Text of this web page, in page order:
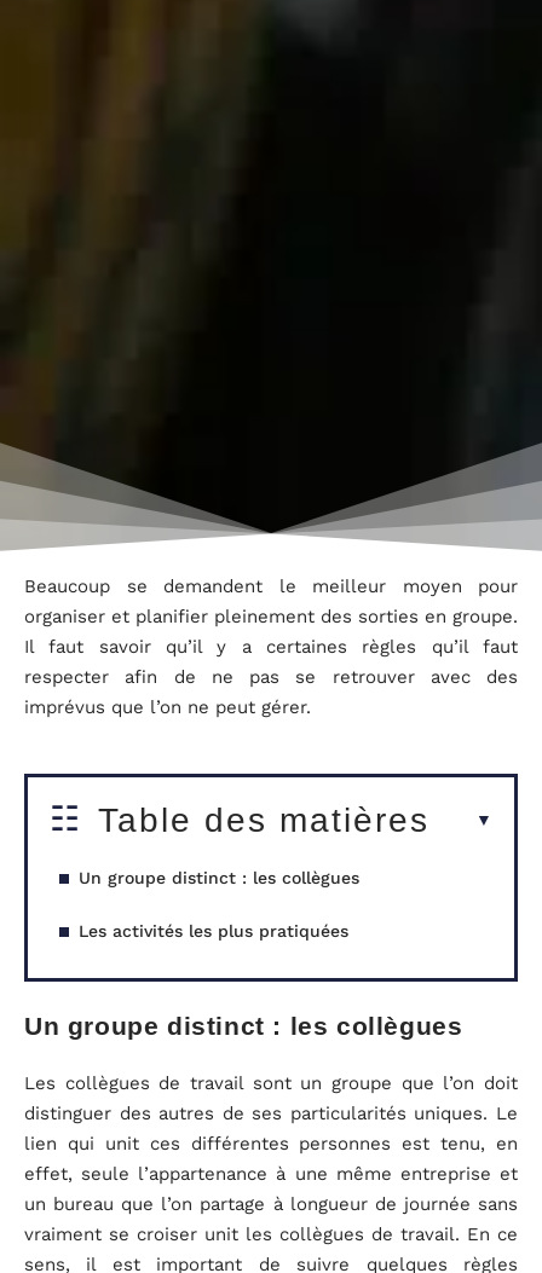
Beaucoup se demandent le meilleur moyen pour
organiser et planifier pleinement des sorties en groupe.
Il faut savoir qu’il y a certaines règles qu’il faut
respecter afin de ne pas se retrouver avec des
imprévus que l’on ne peut gérer.
Table des matières
Un groupe distinct : les collègues
Les activités les plus pratiquées
Un groupe distinct : les collègues
Les collègues de travail sont un groupe que l’on doit
distinguer des autres de ses particularités uniques. Le
lien qui unit ces différentes personnes est tenu, en
effet, seule l’appartenance à une même entreprise et
un bureau que l’on partage à longueur de journée sans
vraiment se croiser unit les collègues de travail. En ce
sens, il est important de suivre quelques règles